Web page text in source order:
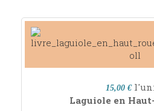
15,00 €
Laguiole en